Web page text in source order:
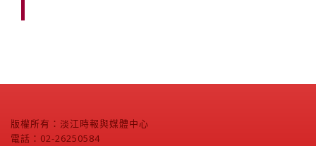
版權所有：淡江時報與媒體中心
電話：02-26250584